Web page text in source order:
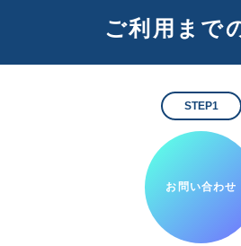
ご利用まで
STEP1
お問い合わせ